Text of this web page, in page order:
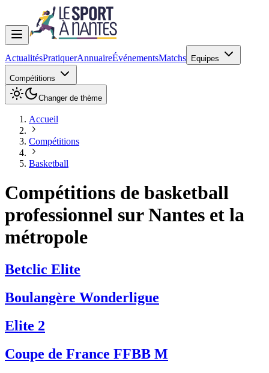
ActualitésPratiquerAnnuaireÉvénementsMatchs Equipes
Compétitions
Changer de thème
Accueil
Compétitions
Basketball
Compétitions de basketball
professionnel sur Nantes et la
métropole
Betclic Elite
Boulangère Wonderligue
Elite 2
Coupe de France FFBB M